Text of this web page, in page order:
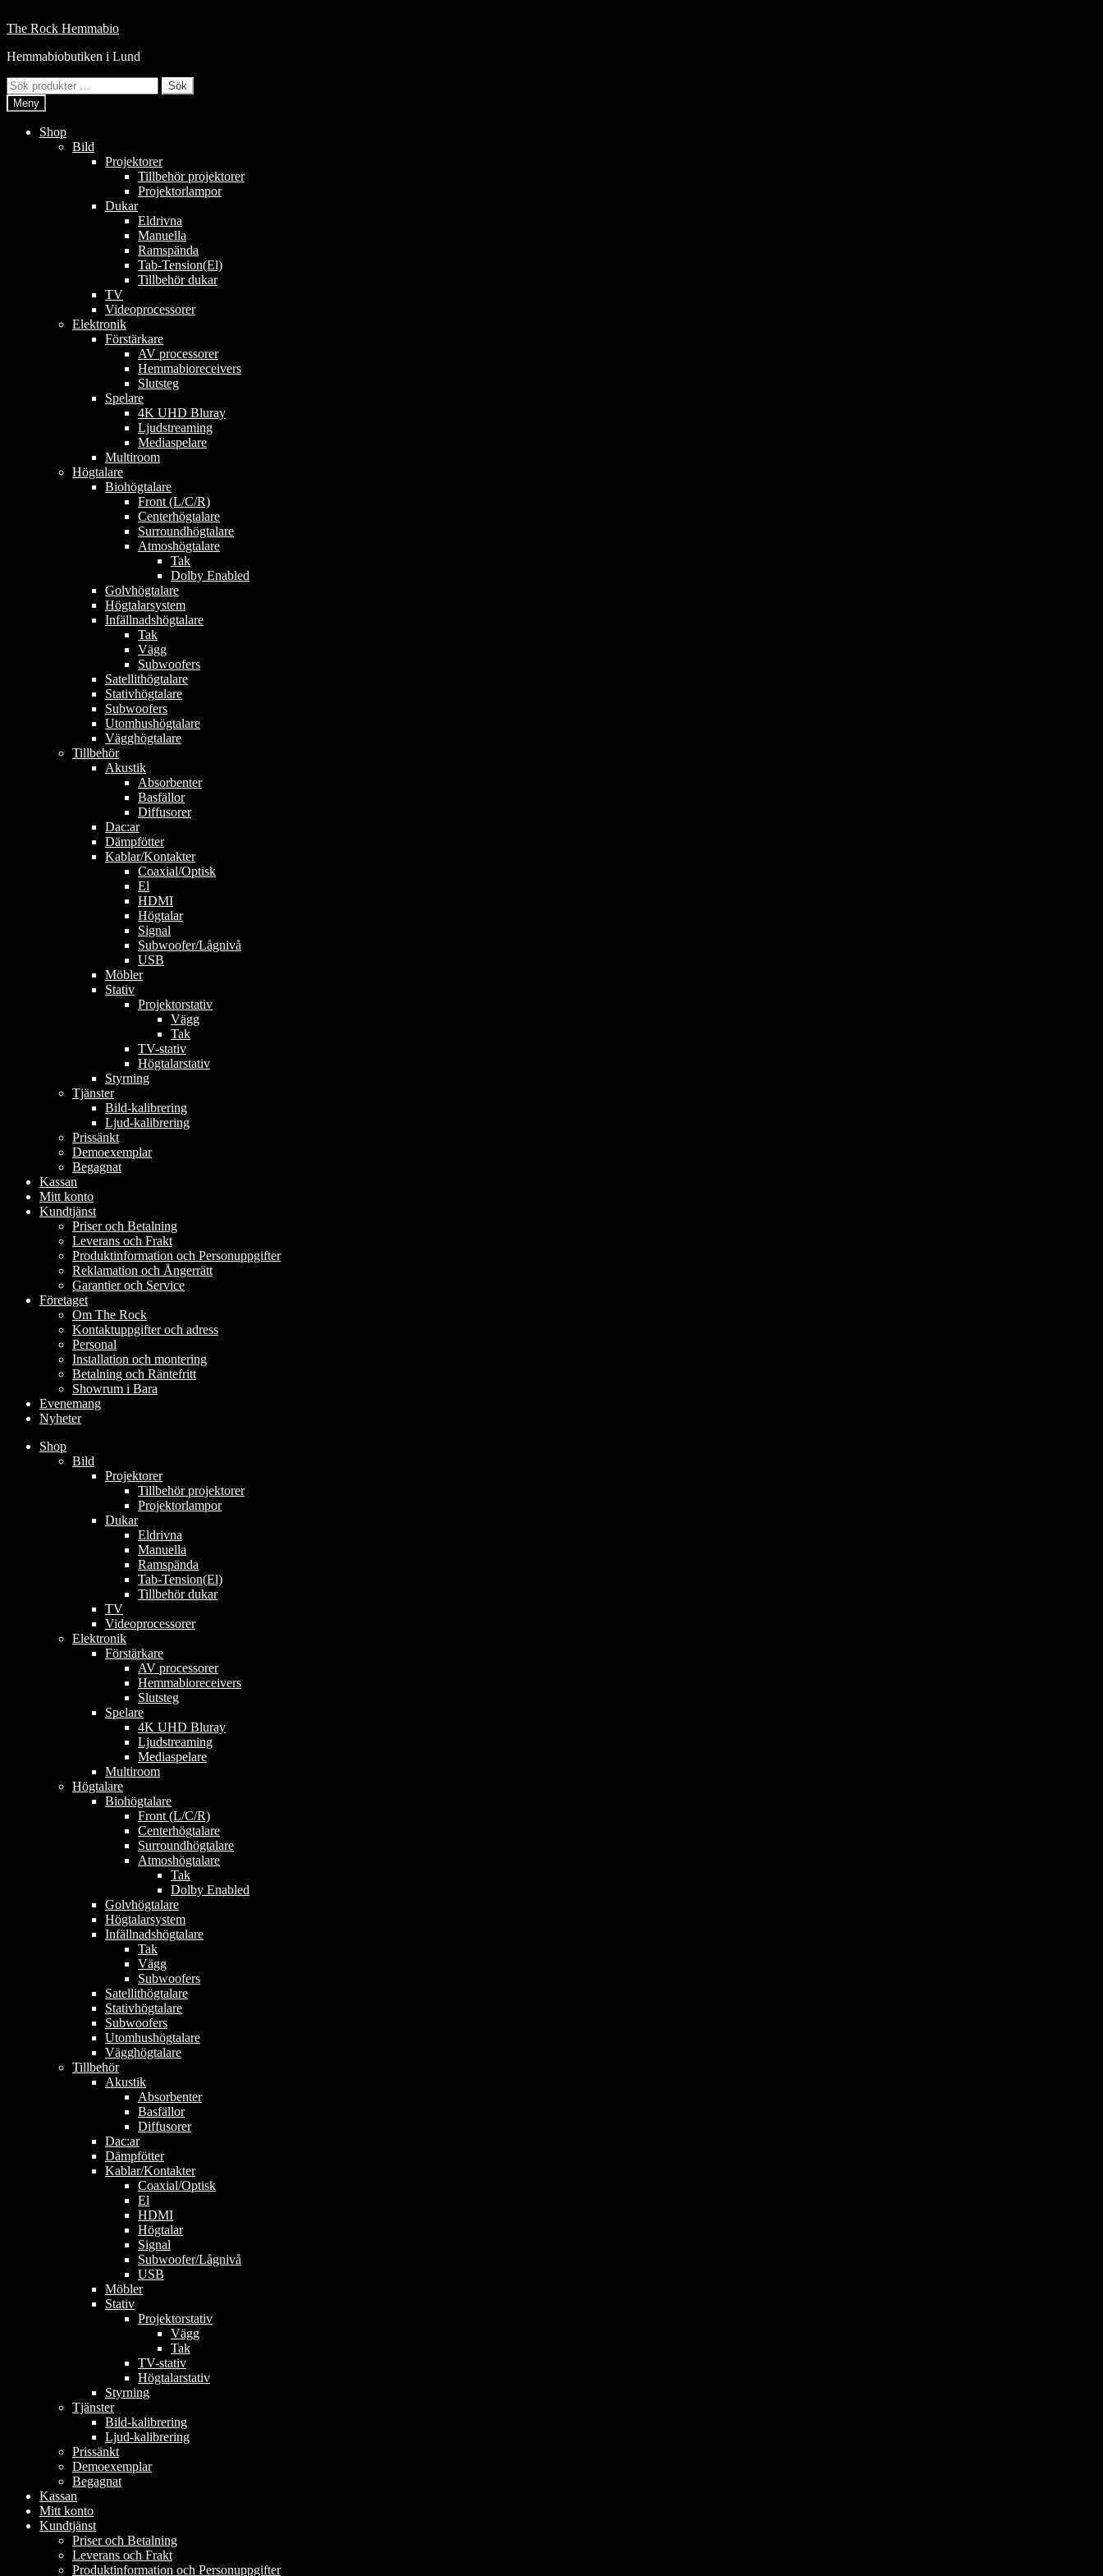
till
Hoppa
navigering
Hoppa
innehåll
The Rock Hemmabio
Hemmabiobutiken i Lund
Sök
efter:
Sök
Meny
Shop
Bild
Projektorer
Tillbehör projektorer
Projektorlampor
Dukar
Eldrivna
Manuella
Ramspända
Tab-Tension(El)
Tillbehör dukar
TV
Videoprocessorer
Elektronik
Förstärkare
AV processorer
Hemmabioreceivers
Slutsteg
Spelare
4K UHD Bluray
Ljudstreaming
Mediaspelare
Multiroom
Högtalare
Biohögtalare
Front (L/C/R)
Centerhögtalare
Surroundhögtalare
Atmoshögtalare
Tak
Dolby Enabled
Golvhögtalare
Högtalarsystem
Infällnadshögtalare
Tak
Vägg
Subwoofers
Satellithögtalare
Stativhögtalare
Subwoofers
Utomhushögtalare
Vägghögtalare
Tillbehör
Akustik
Absorbenter
Basfällor
Diffusorer
Dac:ar
Dämpfötter
Kablar/Kontakter
Coaxial/Optisk
El
HDMI
Högtalar
Signal
Subwoofer/Lågnivå
USB
Möbler
Stativ
Projektorstativ
Vägg
Tak
TV-stativ
Högtalarstativ
Styrning
Tjänster
Bild-kalibrering
Ljud-kalibrering
Prissänkt
Demoexemplar
Begagnat
Kassan
Mitt konto
Kundtjänst
Priser och Betalning
Leverans och Frakt
Produktinformation och Personuppgifter
Reklamation och Ångerrätt
Garantier och Service
Företaget
Om The Rock
Kontaktuppgifter och adress
Personal
Installation och montering
Betalning och Räntefritt
Showrum i Bara
Evenemang
Nyheter
Shop
Bild
Projektorer
Tillbehör projektorer
Projektorlampor
Dukar
Eldrivna
Manuella
Ramspända
Tab-Tension(El)
Tillbehör dukar
TV
Videoprocessorer
Elektronik
Förstärkare
AV processorer
Hemmabioreceivers
Slutsteg
Spelare
4K UHD Bluray
Ljudstreaming
Mediaspelare
Multiroom
Högtalare
Biohögtalare
Front (L/C/R)
Centerhögtalare
Surroundhögtalare
Atmoshögtalare
Tak
Dolby Enabled
Golvhögtalare
Högtalarsystem
Infällnadshögtalare
Tak
Vägg
Subwoofers
Satellithögtalare
Stativhögtalare
Subwoofers
Utomhushögtalare
Vägghögtalare
Tillbehör
Akustik
Absorbenter
Basfällor
Diffusorer
Dac:ar
Dämpfötter
Kablar/Kontakter
Coaxial/Optisk
El
HDMI
Högtalar
Signal
Subwoofer/Lågnivå
USB
Möbler
Stativ
Projektorstativ
Vägg
Tak
TV-stativ
Högtalarstativ
Styrning
Tjänster
Bild-kalibrering
Ljud-kalibrering
Prissänkt
Demoexemplar
Begagnat
Kassan
Mitt konto
Kundtjänst
Priser och Betalning
Leverans och Frakt
Produktinformation och Personuppgifter